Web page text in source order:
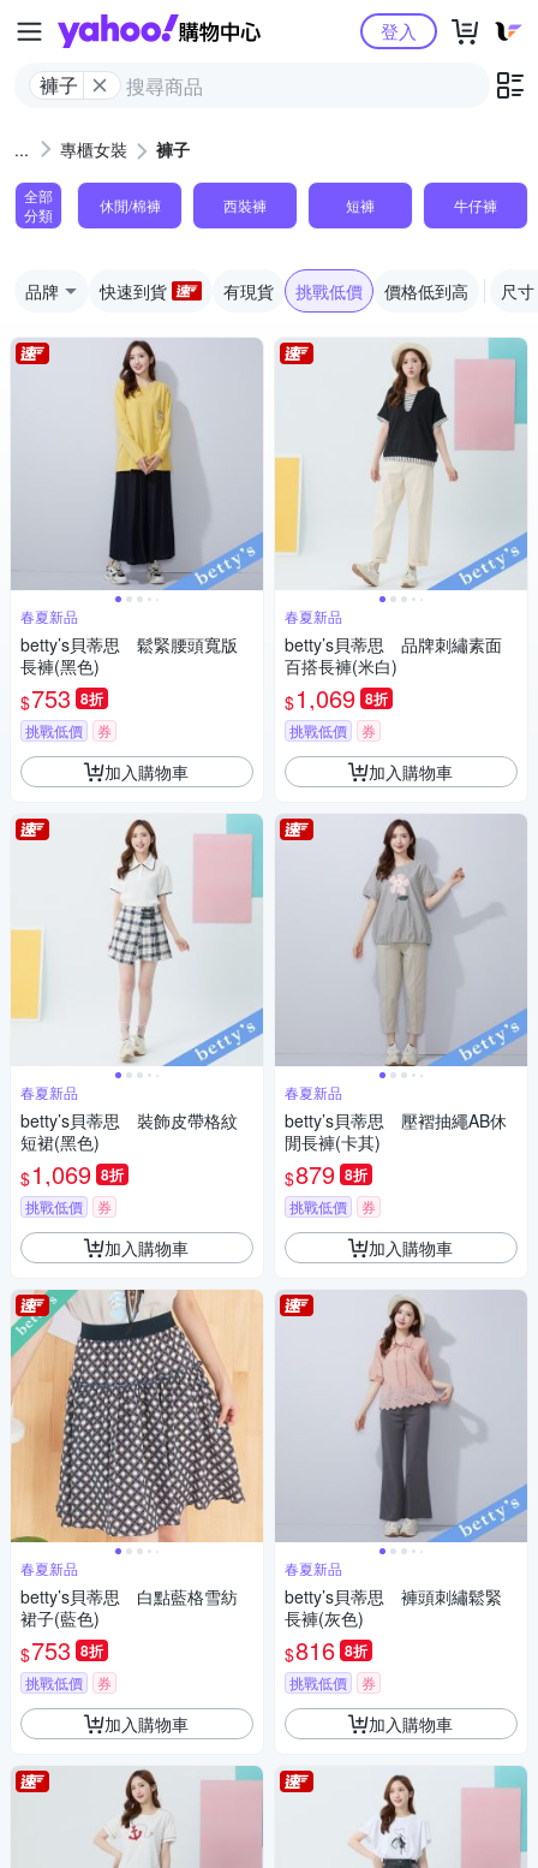
Yahoo購物中心
褲子
登入
專櫃女裝 褲子
全部
分類
休閒/棉褲 西裝褲 短褲 牛仔褲
品牌 快速到貨 有現貨 挑戰低價 價格低到高 尺寸
春夏新品
betty’s貝蒂思 鬆緊腰頭寬版
長褲(黑色)
$753 8折
挑戰低價 券
加入購物車
春夏新品
betty’s貝蒂思 裝飾皮帶格紋
短裙(黑色)
$1,069 8折
挑戰低價 券
加入購物車
春夏新品
betty’s貝蒂思 白點藍格雪紡
裙子(藍色)
$753 8折
挑戰低價 券
加入購物車
春夏新品
betty’s貝蒂思 品牌刺繡素面
百搭長褲(米白)
$1,069 8折
挑戰低價 券
加入購物車
春夏新品
betty’s貝蒂思 壓褶抽繩AB休
閒長褲(卡其)
$879 8折
挑戰低價 券
加入購物車
春夏新品
betty’s貝蒂思 褲頭刺繡鬆緊
長褲(灰色)
$816 8折
挑戰低價 券
加入購物車